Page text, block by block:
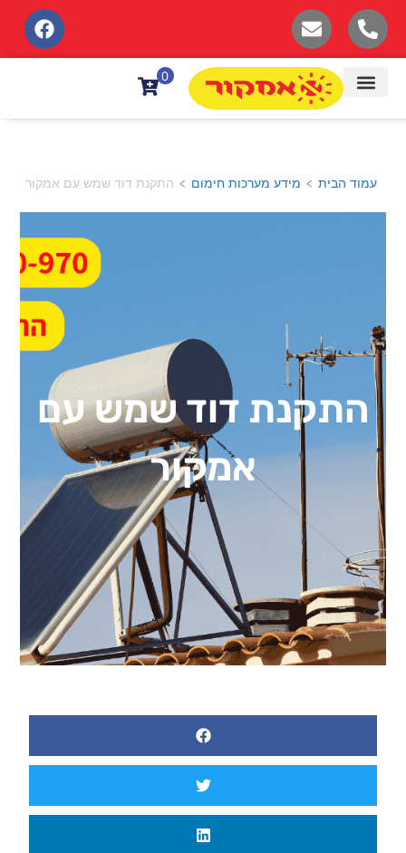
לתוכן
0
עמוד הבית > מידע מערכות חימום > התקנת דוד שמש עם אמקור
התקנת דוד שמש עם
אמקור